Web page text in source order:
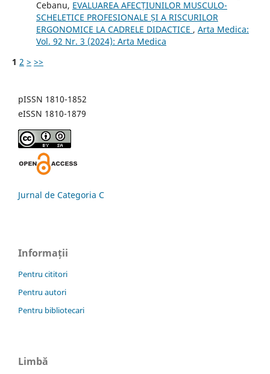
Cebanu, EVALUAREA AFECȚIUNILOR MUSCULO-
SCHELETICE PROFESIONALE ȘI A RISCURILOR
ERGONOMICE LA CADRELE DIDACTICE , Arta Medica:
Vol. 92 Nr. 3 (2024): Arta Medica
1 2 > >>
pISSN 1810-1852
eISSN 1810-1879
Jurnal de Categoria C
Informații
Pentru cititori
Pentru autori
Pentru bibliotecari
Limbă